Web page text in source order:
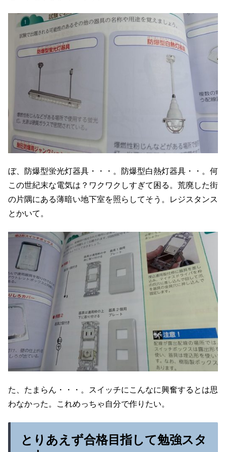
ぼ、防爆型蛍光灯器具・・・。防爆型白熱灯器具・・。何
この世紀末な電気は？ワクワクしすぎて困る。荒廃した街
の片隅にある薄暗い地下室を照らしてそう。レジスタンス
とかいて。
た、たまらん・・・。スイッチにこんなに興奮するとは思
わなかった。これめっちゃ自分で作りたい。
とりあえず合格目指して勉強スタ